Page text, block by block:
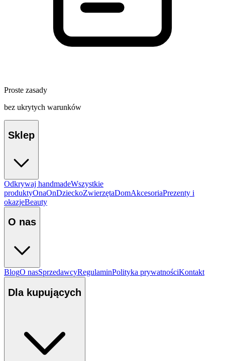
Proste zasady
bez ukrytych warunków
Sklep
Odkrywaj handmadeWszystkie
produktyOnaOnDzieckoZwierzętaDomAkcesoriaPrezenty i
okazjeBeauty
O nas
BlogO nasSprzedawcyRegulaminPolityka prywatnościKontakt
Dla kupujących